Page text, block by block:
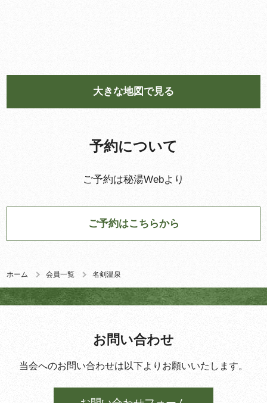
ホーム 会員一覧 名剣温泉
大きな地図で見る
予約について
ご予約は秘湯Webより
ご予約はこちらから
お問い合わせ
当会へのお問い合わせは以下よりお願いいたします。